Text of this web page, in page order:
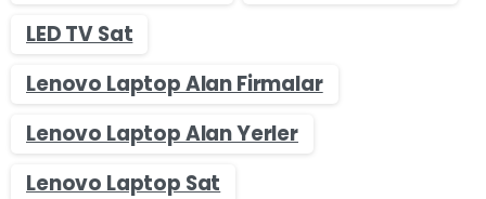
LED TV Sat
Lenovo Laptop Alan Firmalar
Lenovo Laptop Alan Yerler
Lenovo Laptop Sat